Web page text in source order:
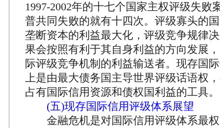
1997-2002年的十七个国家主权评级失败
普共同失败的就有十四次。评级寡头的
垄断资本的利益最大化，评级竞争规律
果会按照有利于其自身利益的方向发展
际评级竞争机制的利益输送者。现存国
上是由最大债务国主导世界评级话语权
占有国际信用资源和债权国利益的工具。
(五)现存国际信用评级体系展望
金融危机是对国际信用评级体系最权